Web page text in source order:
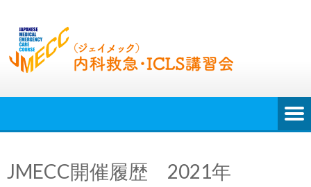
JMECC開催履歴 2021年